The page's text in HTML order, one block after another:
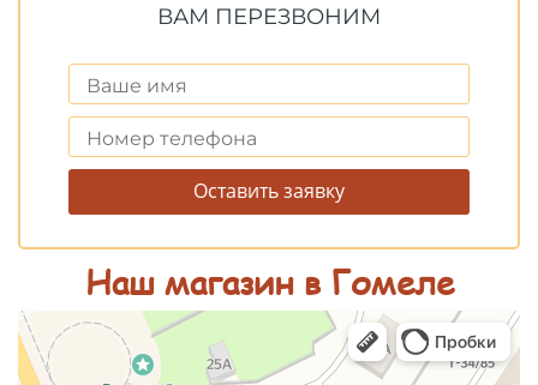
ВАМ ПЕРЕЗВОНИМ
Оставить заявку
Наш магазин в Гомеле